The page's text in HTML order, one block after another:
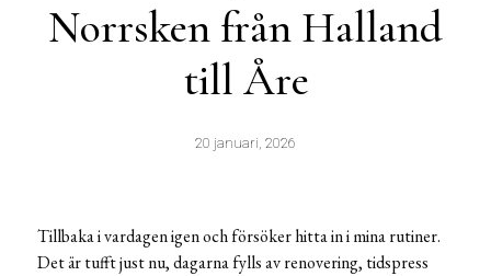
Norrsken från Halland
till Åre
20 januari, 2026
Tillbaka i vardagen igen och försöker hitta in i mina rutiner.
Det är tufft just nu, dagarna fylls av renovering, tidspress